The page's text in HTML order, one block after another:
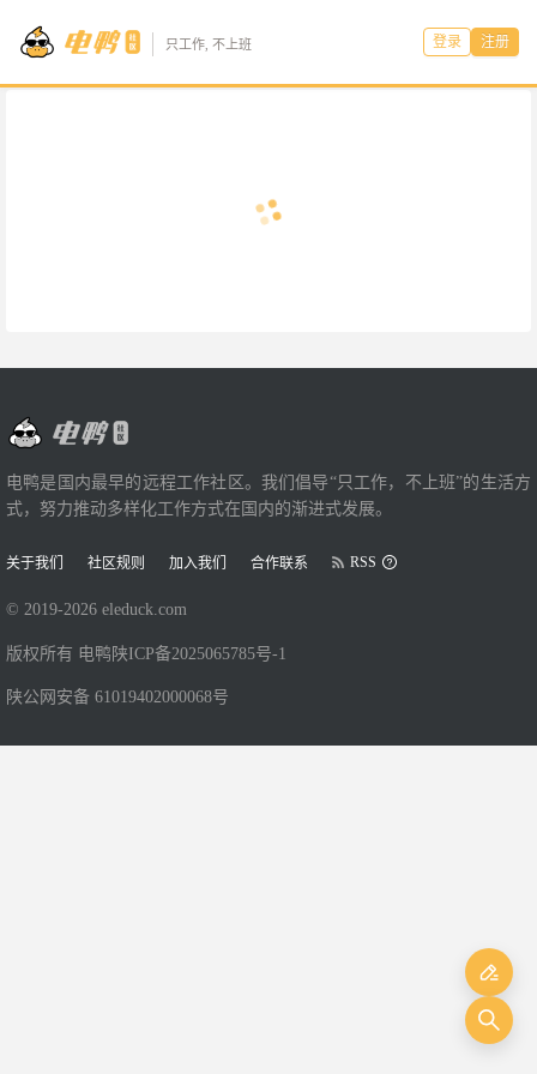
只工作, 不上班 登录 注册
电鸭是国内最早的远程工作社区。我们倡导“只工作，不上班”的生活方
式，努力推动多样化工作方式在国内的渐进式发展。
关于我们 社区规则 加入我们 合作联系 RSS
© 2019-2026 eleduck.com
版权所有 电鸭 陕ICP备2025065785号-1
陕公网安备 61019402000068号